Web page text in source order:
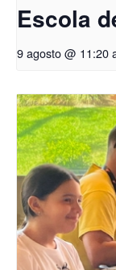
Escola
9 agosto @ 11:20